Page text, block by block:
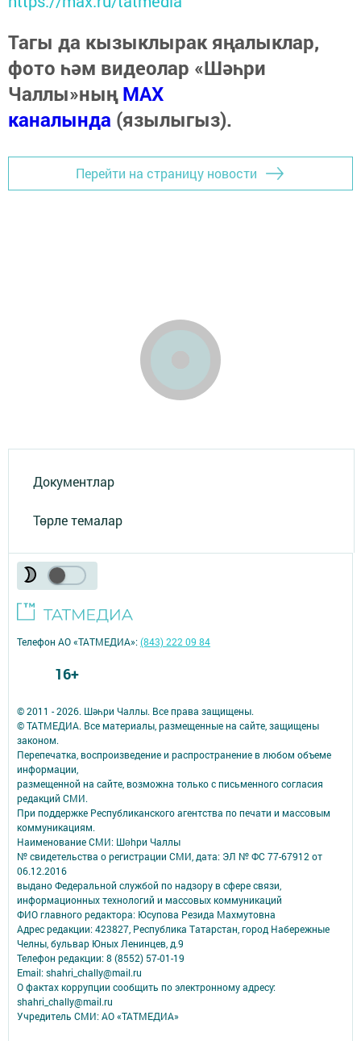
Тагы да кызыклырак яңалыклар,
фото һәм видеолар «Шәһри
Чаллы»ныңMAX
каналында (язылыгыз).
Перейти на страницу новости
Документлар
Төрле темалар
© 2011 - 2026. Шәһри Чаллы. Все права защищены.
© ТАТМЕДИА. Все материалы, размещенные на сайте, защищены
законом.
Перепечатка, воспроизведение и распространение в любом объеме
информации,
размещенной на сайте, возможна только с письменного согласия
редакций СМИ.
При поддержке Республиканского агентства по печати и массовым
коммуникациям.
Наименование СМИ: Шəhри Чаллы
№ свидетельства о регистрации СМИ, дата: ЭЛ № ФС 77-67912 от
06.12.2016
выдано Федеральной службой по надзору в сфере связи,
информационных технологий и массовых коммуникаций
ФИО главного редактора: Юсупова Резида Махмутовна
Адрес редакции: 423827, Республика Татарстан, город Набережные
Челны, бульвар Юных Ленинцев, д.9
Телефон редакции: 8 (8552) 57-01-19
Email: shahri_chally@mail.ru
О фактах коррупции сообщить по электронному адресу:
shahri_chally@mail.ru
Учредитель СМИ: АО «ТАТМЕДИА»
Телефон АО «ТАТМЕДИА»:(843) 222 09 84
16+